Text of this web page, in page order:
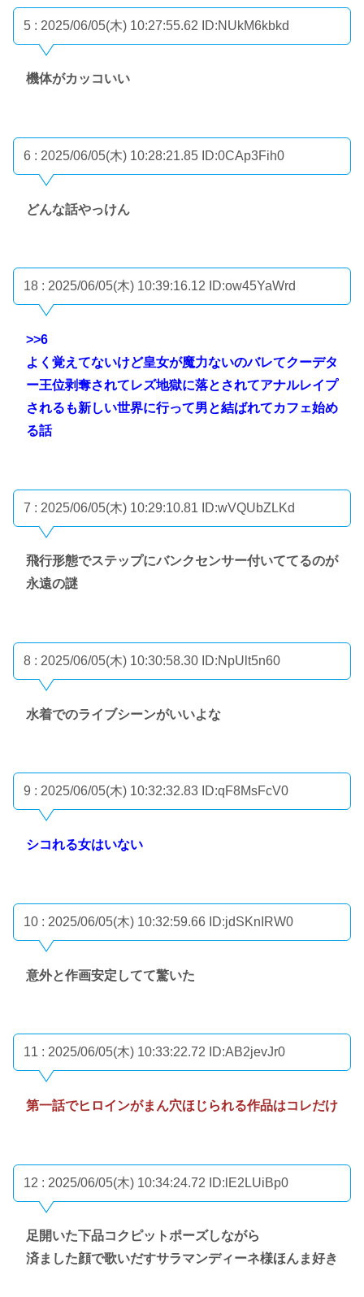
5 : 2025/06/05(木) 10:27:55.62 ID:NUkM6kbkd
機体がカッコいい
6 : 2025/06/05(木) 10:28:21.85 ID:0CAp3Fih0
どんな話やっけん
18 : 2025/06/05(木) 10:39:16.12 ID:ow45YaWrd
>>6
よく覚えてないけど皇女が魔力ないのバレてクーデタ
ー王位剥奪されてレズ地獄に落とされてアナルレイプ
されるも新しい世界に行って男と結ばれてカフェ始め
る話
7 : 2025/06/05(木) 10:29:10.81 ID:wVQUbZLKd
飛行形態でステップにバンクセンサー付いててるのが
永遠の謎
8 : 2025/06/05(木) 10:30:58.30 ID:NpUlt5n60
水着でのライブシーンがいいよな
9 : 2025/06/05(木) 10:32:32.83 ID:qF8MsFcV0
シコれる女はいない
10 : 2025/06/05(木) 10:32:59.66 ID:jdSKnIRW0
意外と作画安定してて驚いた
11 : 2025/06/05(木) 10:33:22.72 ID:AB2jevJr0
第一話でヒロインがまん穴ほじられる作品はコレだけ
12 : 2025/06/05(木) 10:34:24.72 ID:lE2LUiBp0
足開いた下品コクピットポーズしながら
済ました顔で歌いだすサラマンディーネ様ほんま好き